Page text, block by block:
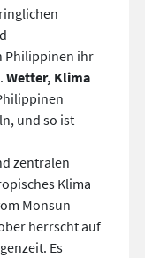
Philippinen ihr
Wetter, Klima
und so ist
zentralen
Klima
Monsun
herrscht auf
Es